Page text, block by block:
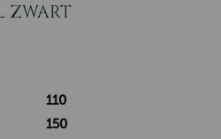
ZWART
110
150